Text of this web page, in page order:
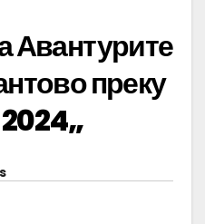
Авантурите
преку